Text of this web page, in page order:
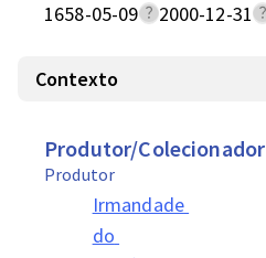
1658-05-09 2000-12-31
Contexto
Produtor/Colecionador
Produtor
Irmandade
do